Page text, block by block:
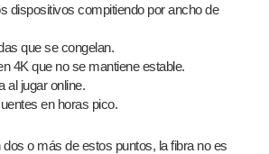
dispositivos compitiendo por ancho de
que se congelan.
4K que no se mantiene estable.
al jugar online.
en horas pico.
dos o más de estos puntos, la fibra no es